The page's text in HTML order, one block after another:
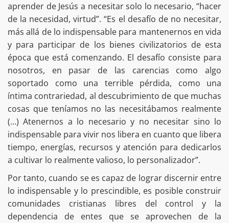
aprender de Jesús a necesitar solo lo necesario, “hacer
de la necesidad, virtud”. “Es el desafío de no necesitar,
más allá de lo indispensable para mantenernos en vida
y para participar de los bienes civilizatorios de esta
época que está comenzando. El desafío consiste para
nosotros, en pasar de las carencias como algo
soportado como una terrible pérdida, como una
íntima contrariedad, al descubrimiento de que muchas
cosas que teníamos no las necesitábamos realmente
(…) Atenernos a lo necesario y no necesitar sino lo
indispensable para vivir nos libera en cuanto que libera
tiempo, energías, recursos y atención para dedicarlos
a cultivar lo realmente valioso, lo personalizador”.
Por tanto, cuando se es capaz de lograr discernir entre
lo indispensable y lo prescindible, es posible construir
comunidades cristianas libres del control y la
dependencia de entes que se aprovechen de la